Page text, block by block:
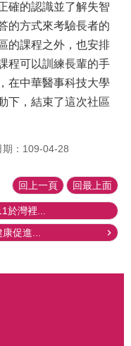
確的認識並了解失智
的方式來考驗長者的
的課程之外，也安排
程可以訓練長輩的手
在中華醫事科技大學
下，結束了這次社區
期：109-04-28
回上一頁 回最上面
於灣裡...
康促進...